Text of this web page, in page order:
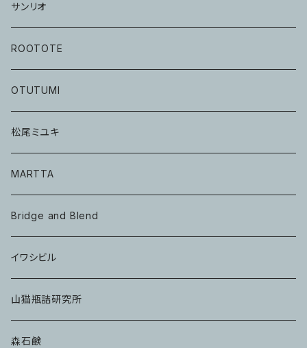
サンリオ
ROOTOTE
OTUTUMI
松尾ミユキ
MARTTA
Bridge and Blend
イワシビル
山猫瓶詰研究所
森石鹸